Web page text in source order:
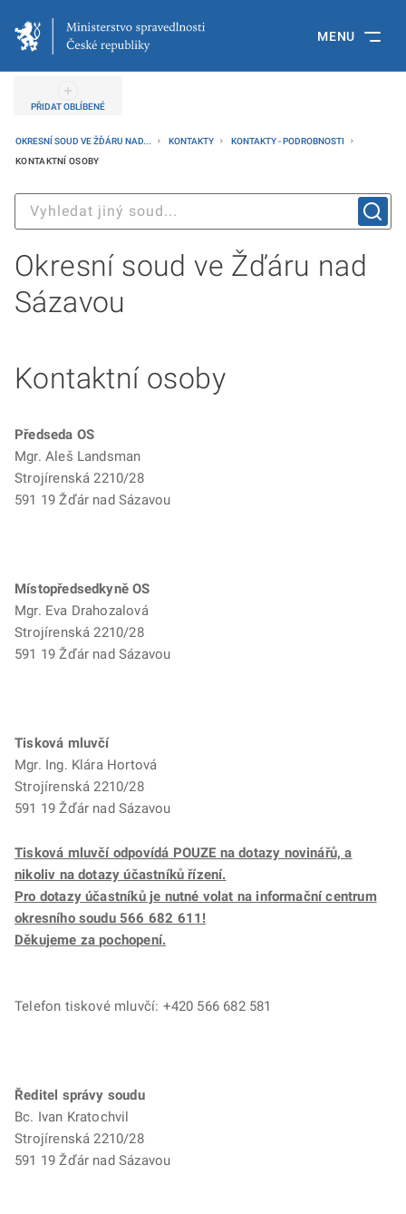
MENU
PŘIDAT OBLÍBENÉ
OKRESNÍ SOUD VE ŽĎÁRU NAD... KONTAKTY
KONTAKTY - PODROBNOSTI
KONTAKTNÍ OSOBY
Okresní soud ve Žďáru nad
Sázavou
Kontaktní osoby
Předseda OS
Mgr. Aleš Landsman
Strojírenská 2210/28
591 19 Žďár nad Sázavou
Místopředsedkyně OS
Mgr. Eva Drahozalová
Strojírenská 2210/28
591 19 Žďár nad Sázavou
Tisková mluvčí
Mgr. Ing. Klára Hortová
Strojírenská 2210/28
591 19 Žďár nad Sázavou
Tisková mluvčí odpovídá POUZE na dotazy novinářů, a
nikoliv na dotazy účastníků řízení.
Pro dotazy účastníků je nutné volat na informační centrum
okresního soudu 566 682 611!
Děkujeme za pochopení.
Telefon tiskové mluvčí: +420 566 682 581
Ředitel správy soudu
Bc. Ivan Kratochvil
Strojírenská 2210/28
591 19 Žďár nad Sázavou